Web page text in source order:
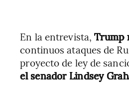
En la entrevista,Trump
continuos ataques de
proyecto de ley de
el senador Lindsey